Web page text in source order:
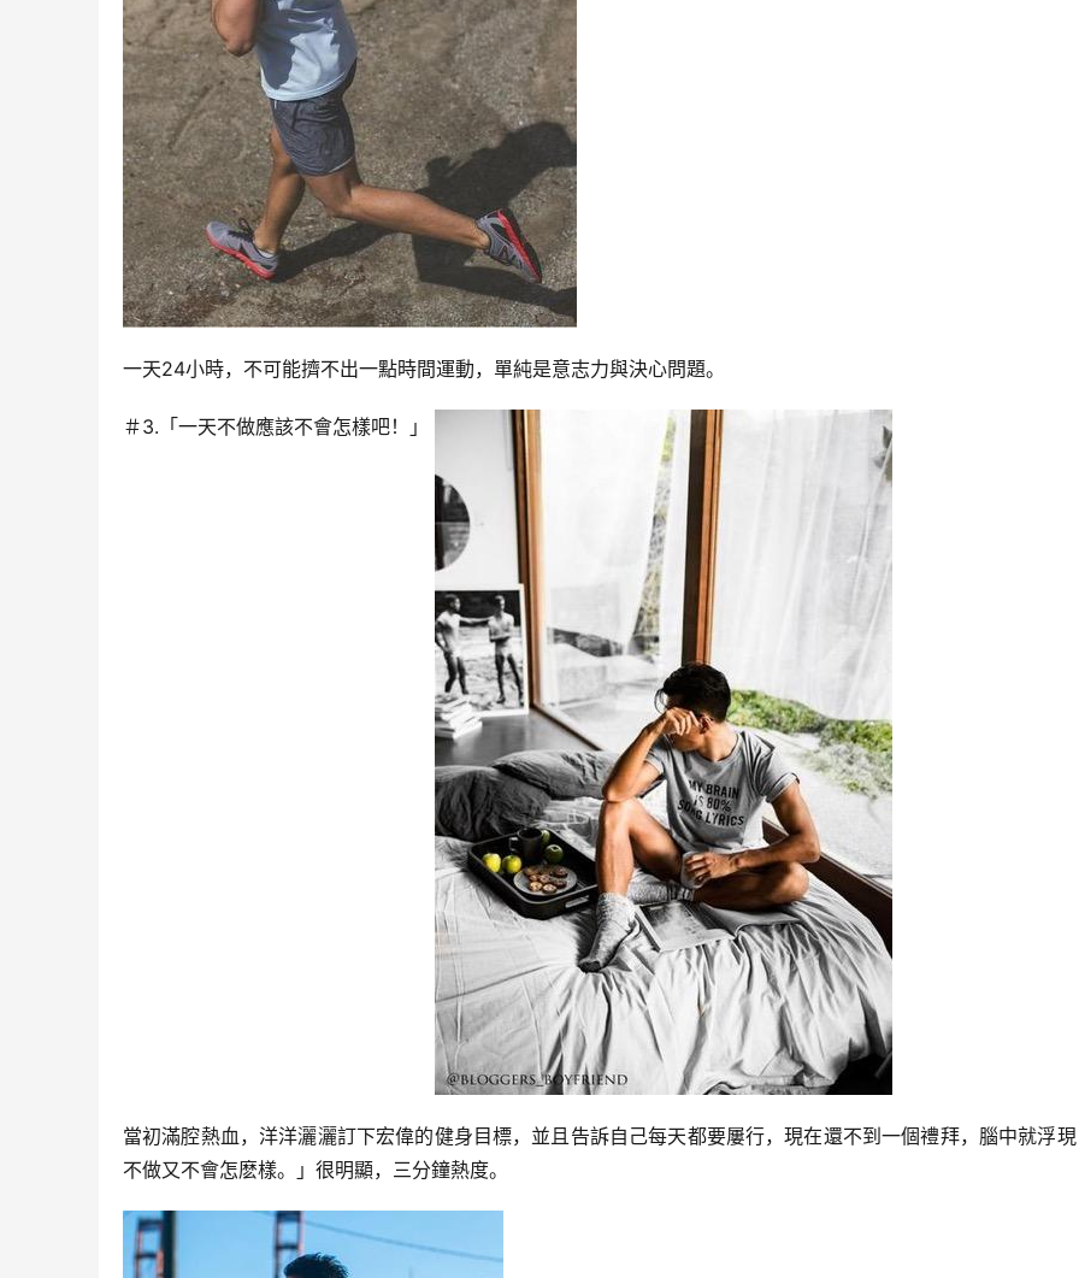
一天24小時，不可能擠不出一點時間運動，單純是意志力與決心問題。
＃3.「一天不做應該不會怎樣吧！」
當初滿腔熱血，洋洋灑灑訂下宏偉的健身目標，並且告訴自己每天都要屢行，現在還不到一個禮拜，腦中就浮
不做又不會怎麽樣。」很明顯，三分鐘熱度。